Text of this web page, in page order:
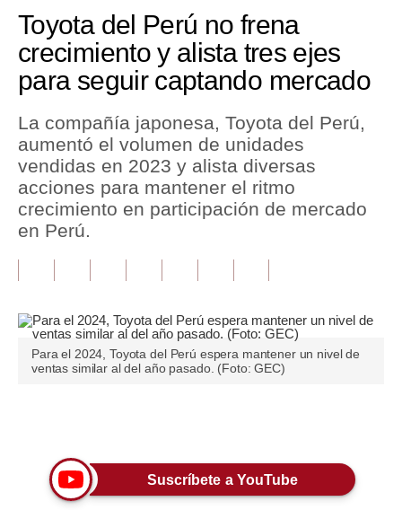
Perú
Política
Finanzas Personales
Inmobiliarias
Plus G
Pregunta de hoy
Blogs
Viajes
Moda
Toyota del Perú no frena
crecimiento y alista tres ejes
para seguir captando mercado
La compañía japonesa, Toyota del Perú,
aumentó el volumen de unidades
vendidas en 2023 y alista diversas
acciones para mantener el ritmo
crecimiento en participación de mercado
en Perú.
Para el 2024, Toyota del Perú espera mantener un nivel de
ventas similar al del año pasado. (Foto: GEC)
Suscríbete a YouTube